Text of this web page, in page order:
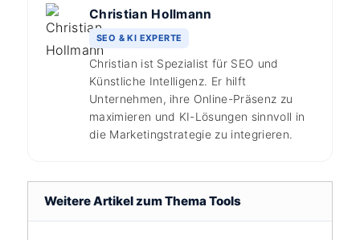
Christian Hollmann
SEO & KI EXPERTE
Christian ist Spezialist für SEO und
Künstliche Intelligenz. Er hilft
Unternehmen, ihre Online-Präsenz zu
maximieren und KI-Lösungen sinnvoll in
die Marketingstrategie zu integrieren.
Weitere Artikel zum Thema Tools